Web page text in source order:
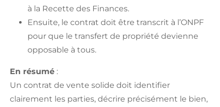
à la Recette des Finances.
Ensuite, le contrat doit être transcrit à l’ONPF
pour que le transfert de propriété devienne
opposable à tous.
En résumé :
Un contrat de vente solide doit identifier
clairement les parties, décrire précisément le bien,